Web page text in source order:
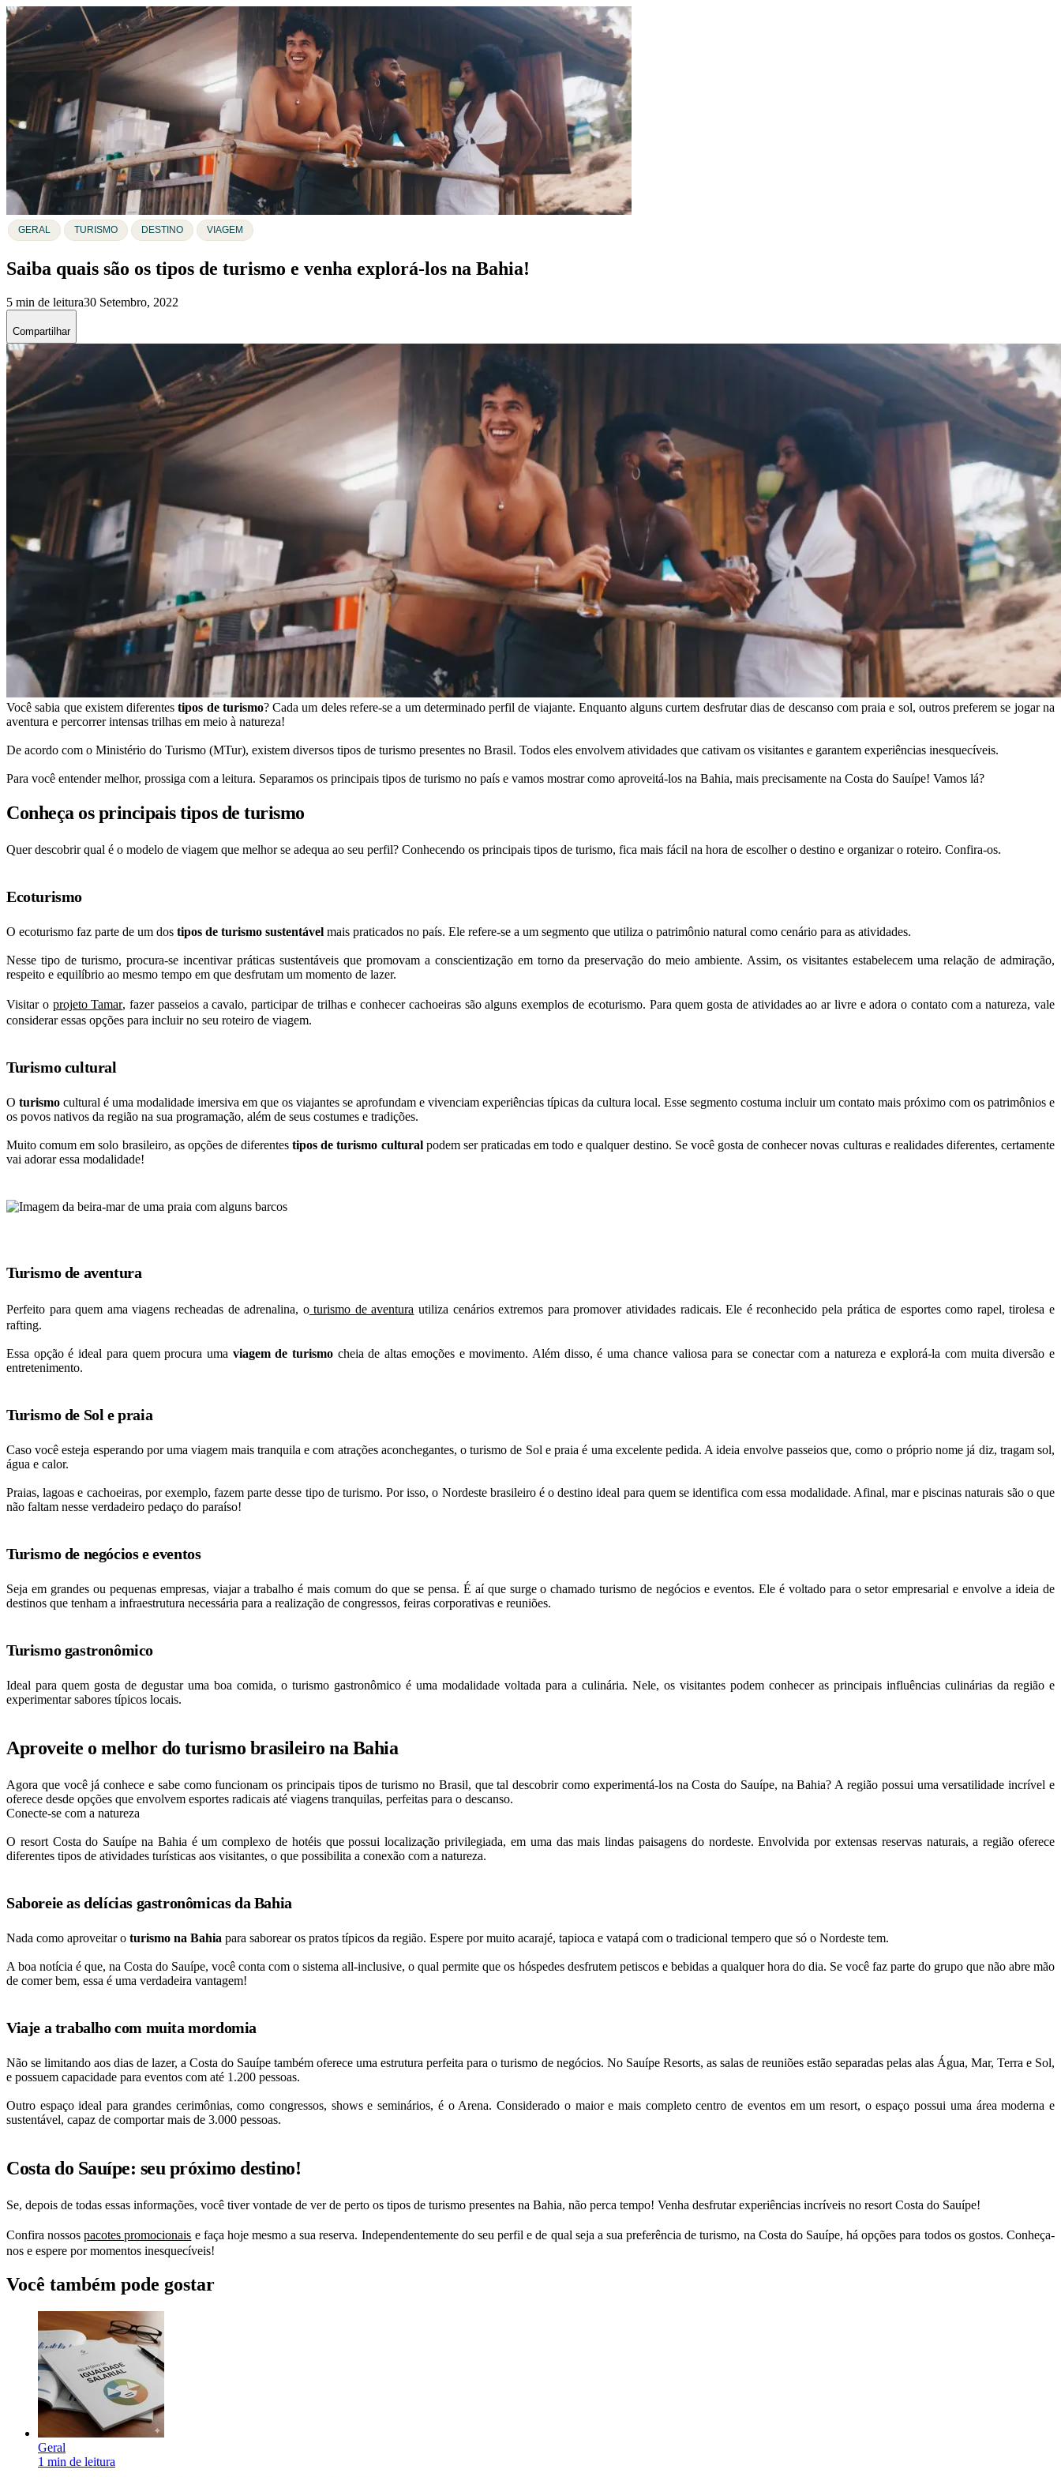
GERAL TURISMO DESTINO VIAGEM
Saiba quais são os tipos de turismo e venha explorá-los na Bahia!
5 min de leitura30 Setembro, 2022
Compartilhar
Você sabia que existem diferentestipos de turismo? Cada um deles refere-se a um determinado perfil de viajante. Enquanto alguns curtem desfrutar dias de descanso com praia e sol, outros preferem se jogar na
aventura e percorrer intensas trilhas em meio à natureza!
De acordo com o Ministério do Turismo (MTur), existem diversos tipos de turismo presentes no Brasil. Todos eles envolvem atividades que cativam os visitantes e garantem experiências inesquecíveis.
Para você entender melhor, prossiga com a leitura. Separamos os principais tipos de turismo no país e vamos mostrar como aproveitá-los na Bahia, mais precisamente na Costa do Sauípe! Vamos lá?
Conheça os principais tipos de turismo
Quer descobrir qual é o modelo de viagem que melhor se adequa ao seu perfil? Conhecendo os principais tipos de turismo, fica mais fácil na hora de escolher o destino e organizar o roteiro. Confira-os.
Ecoturismo
O ecoturismo faz parte de um dos tipos de turismo sustentável mais praticados no país. Ele refere-se a um segmento que utiliza o patrimônio natural como cenário para as atividades.
Nesse tipo de turismo, procura-se incentivar práticas sustentáveis que promovam a conscientização em torno da preservação do meio ambiente. Assim, os visitantes estabelecem uma relação de admiração,
respeito e equilíbrio ao mesmo tempo em que desfrutam um momento de lazer.
Visitar o projeto Tamar, fazer passeios a cavalo, participar de trilhas e conhecer cachoeiras são alguns exemplos de ecoturismo. Para quem gosta de atividades ao ar livre e adora o contato com a natureza, vale
considerar essas opções para incluir no seu roteiro de viagem.
Turismo cultural
O turismo cultural é uma modalidade imersiva em que os viajantes se aprofundam e vivenciam experiências típicas da cultura local. Esse segmento costuma incluir um contato mais próximo com os patrimônios e
os povos nativos da região na sua programação, além de seus costumes e tradições.
Muito comum em solo brasileiro, as opções de diferentes tipos de turismo culturalpodem ser praticadas em todo e qualquer destino. Se você gosta de conhecer novas culturas e realidades diferentes, certamente
vai adorar essa modalidade!
Turismo de aventura
Perfeito para quem ama viagens recheadas de adrenalina, oturismo de aventura utiliza cenários extremos para promover atividades radicais. Ele é reconhecido pela prática de esportes como rapel, tirolesa e
rafting.
Essa opção é ideal para quem procura uma viagem de turismo cheia de altas emoções e movimento. Além disso, é uma chance valiosa para se conectar com a natureza e explorá-la com muita diversão e
entretenimento.
Turismo de Sol e praia
Caso você esteja esperando por uma viagem mais tranquila e com atrações aconchegantes, o turismo de Sol e praia é uma excelente pedida. A ideia envolve passeios que, como o próprio nome já diz, tragam sol,
água e calor.
Praias, lagoas e cachoeiras, por exemplo, fazem parte desse tipo de turismo. Por isso, o Nordeste brasileiro é o destino ideal para quem se identifica com essa modalidade. Afinal, mar e piscinas naturais são o que
não faltam nesse verdadeiro pedaço do paraíso!
Turismo de negócios e eventos
Seja em grandes ou pequenas empresas, viajar a trabalho é mais comum do que se pensa. É aí que surge o chamado turismo de negócios e eventos. Ele é voltado para o setor empresarial e envolve a ideia de
destinos que tenham a infraestrutura necessária para a realização de congressos, feiras corporativas e reuniões.
Turismo gastronômico
Ideal para quem gosta de degustar uma boa comida, o turismo gastronômico é uma modalidade voltada para a culinária. Nele, os visitantes podem conhecer as principais influências culinárias da região e
experimentar sabores típicos locais.
Aproveite o melhor do turismo brasileiro na Bahia
Agora que você já conhece e sabe como funcionam os principais tipos de turismo no Brasil, que tal descobrir como experimentá-los na Costa do Sauípe, na Bahia? A região possui uma versatilidade incrível e
oferece desde opções que envolvem esportes radicais até viagens tranquilas, perfeitas para o descanso.
Conecte-se com a natureza
O resort Costa do Sauípe na Bahia é um complexo de hotéis que possui localização privilegiada, em uma das mais lindas paisagens do nordeste. Envolvida por extensas reservas naturais, a região oferece
diferentes tipos de atividades turísticas aos visitantes, o que possibilita a conexão com a natureza.
Saboreie as delícias gastronômicas da Bahia
Nada como aproveitar o turismo na Bahia para saborear os pratos típicos da região. Espere por muito acarajé, tapioca e vatapá com o tradicional tempero que só o Nordeste tem.
A boa notícia é que, na Costa do Sauípe, você conta com o sistema all-inclusive, o qual permite que os hóspedes desfrutem petiscos e bebidas a qualquer hora do dia. Se você faz parte do grupo que não abre mão
de comer bem, essa é uma verdadeira vantagem!
Viaje a trabalho com muita mordomia
Não se limitando aos dias de lazer, a Costa do Sauípe também oferece uma estrutura perfeita para o turismo de negócios. No Sauípe Resorts, as salas de reuniões estão separadas pelas alas Água, Mar, Terra e Sol,
e possuem capacidade para eventos com até 1.200 pessoas.
Outro espaço ideal para grandes cerimônias, como congressos, shows e seminários, é o Arena. Considerado o maior e mais completo centro de eventos em um resort, o espaço possui uma área moderna e
sustentável, capaz de comportar mais de 3.000 pessoas.
Costa do Sauípe: seu próximo destino!
Se, depois de todas essas informações, você tiver vontade de ver de perto os tipos de turismo presentes na Bahia, não perca tempo! Venha desfrutar experiências incríveis no resort Costa do Sauípe!
Confira nossospacotes promocionais e faça hoje mesmo a sua reserva. Independentemente do seu perfil e de qual seja a sua preferência de turismo, na Costa do Sauípe, há opções para todos os gostos. Conheça-
nos e espere por momentos inesquecíveis!
Você também pode gostar
Geral
1 min de leitura